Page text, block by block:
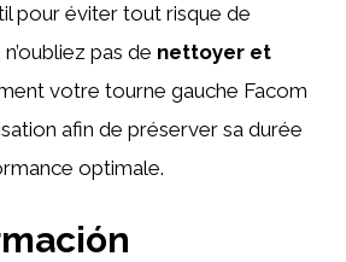
pour éviter tout risque de
pas de nettoyer et
votre tourne gauche Facom
afin de préserver sa durée
optimale.